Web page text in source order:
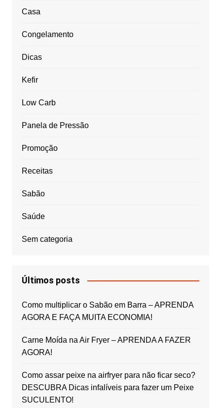
Casa
Congelamento
Dicas
Kefir
Low Carb
Panela de Pressão
Promoção
Receitas
Sabão
Saúde
Sem categoria
Últimos posts
Como multiplicar o Sabão em Barra – APRENDA
AGORA E FAÇA MUITA ECONOMIA!
Carne Moída na Air Fryer – APRENDA A FAZER
AGORA!
Como assar peixe na airfryer para não ficar seco?
DESCUBRA Dicas infalíveis para fazer um Peixe
SUCULENTO!